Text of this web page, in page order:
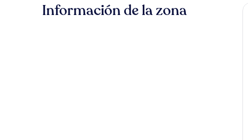
Información de la zona